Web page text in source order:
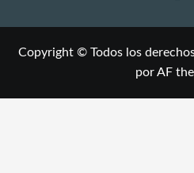
Copyright © Todos los
por AF